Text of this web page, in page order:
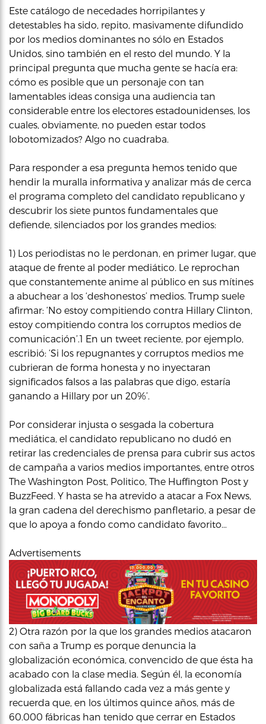
Este catálogo de necedades horripilantes y
detestables ha sido, repito, masivamente difundido
por los medios dominantes no sólo en Estados
Unidos, sino también en el resto del mundo. Y la
principal pregunta que mucha gente se hacía era:
cómo es posible que un personaje con tan
lamentables ideas consiga una audiencia tan
considerable entre los electores estadounidenses, los
cuales, obviamente, no pueden estar todos
lobotomizados? Algo no cuadraba.
Para responder a esa pregunta hemos tenido que
hendir la muralla informativa y analizar más de cerca
el programa completo del candidato republicano y
descubrir los siete puntos fundamentales que
defiende, silenciados por los grandes medios:
1) Los periodistas no le perdonan, en primer lugar, que
ataque de frente al poder mediático. Le reprochan
que constantemente anime al público en sus mítines
a abuchear a los ‘deshonestos’ medios. Trump suele
afirmar: ‘No estoy compitiendo contra Hillary Clinton,
estoy compitiendo contra los corruptos medios de
comunicación’.1 En un tweet reciente, por ejemplo,
escribió: ‘Si los repugnantes y corruptos medios me
cubrieran de forma honesta y no inyectaran
significados falsos a las palabras que digo, estaría
ganando a Hillary por un 20%’.
Por considerar injusta o sesgada la cobertura
mediática, el candidato republicano no dudó en
retirar las credenciales de prensa para cubrir sus actos
de campaña a varios medios importantes, entre otros
The Washington Post, Politico, The Huffington Post y
BuzzFeed. Y hasta se ha atrevido a atacar a Fox News,
la gran cadena del derechismo panfletario, a pesar de
que lo apoya a fondo como candidato favorito…
Advertisements
2) Otra razón por la que los grandes medios atacaron
con saña a Trump es porque denuncia la
globalización económica, convencido de que ésta ha
acabado con la clase media. Según él, la economía
globalizada está fallando cada vez a más gente y
recuerda que, en los últimos quince años, más de
60.000 fábricas han tenido que cerrar en Estados